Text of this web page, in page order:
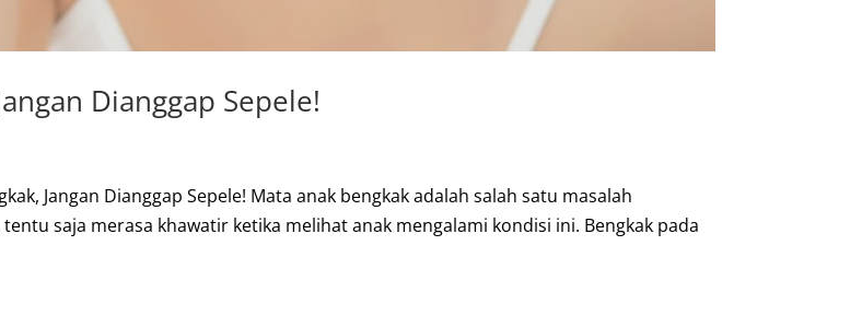
Dianggap Sepele!
Jangan Dianggap Sepele! Mata anak bengkak adalah salah satu masalah
saja merasa khawatir ketika melihat anak mengalami kondisi ini. Bengkak pada